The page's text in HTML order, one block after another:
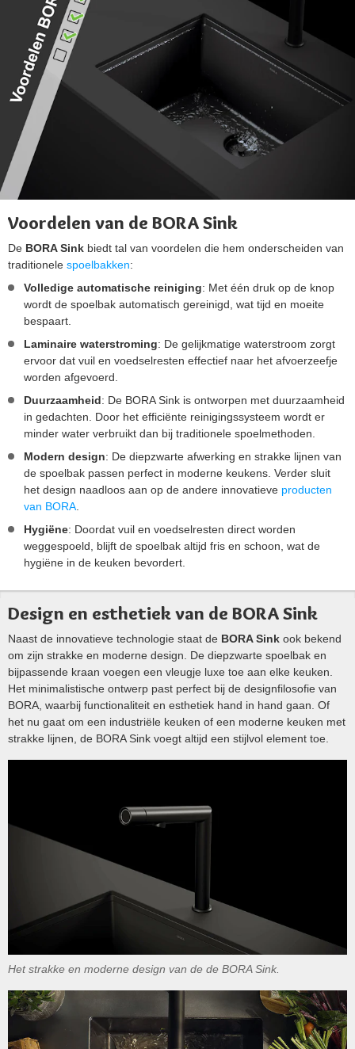
Voordelen van de BORA Sink
De BORA Sink biedt tal van voordelen die hem onderscheiden van
traditionele spoelbakken:
Volledige automatische reiniging: Met één druk op de knop
wordt de spoelbak automatisch gereinigd, wat tijd en moeite
bespaart.
Laminaire waterstroming: De gelijkmatige waterstroom zorgt
ervoor dat vuil en voedselresten effectief naar het afvoerzeefje
worden afgevoerd.
Duurzaamheid: De BORA Sink is ontworpen met duurzaamheid
in gedachten. Door het efficiënte reinigingssysteem wordt er
minder water verbruikt dan bij traditionele spoelmethoden.
Modern design: De diepzwarte afwerking en strakke lijnen van
de spoelbak passen perfect in moderne keukens. Verder sluit
het design naadloos aan op de andere innovatieve producten
van BORA
Hygiëne: Doordat vuil en voedselresten direct worden
weggespoeld, blijft de spoelbak altijd fris en schoon, wat de
hygiëne in de keuken bevordert.
Design en esthetiek van de BORA Sink
Naast de innovatieve technologie staat de BORA Sink ook bekend
om zijn strakke en moderne design. De diepzwarte spoelbak en
bijpassende kraan voegen een vleugje luxe toe aan elke keuken.
Het minimalistische ontwerp past perfect bij de designfilosofie van
BORA, waarbij functionaliteit en esthetiek hand in hand gaan. Of
het nu gaat om een industriële keuken of een moderne keuken met
strakke lijnen, de BORA Sink voegt altijd een stijlvol element toe.
Het strakke en moderne design van de de BORA Sink.